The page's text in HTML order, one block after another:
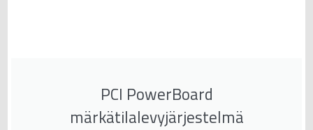
PCI PowerBoard
märkätilalevyjärjestelmä